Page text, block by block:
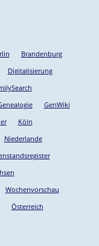
Brandenburg
Digitalisierung
GenWiki
Köln
Niederlande
Wochenvorschau
Österreich